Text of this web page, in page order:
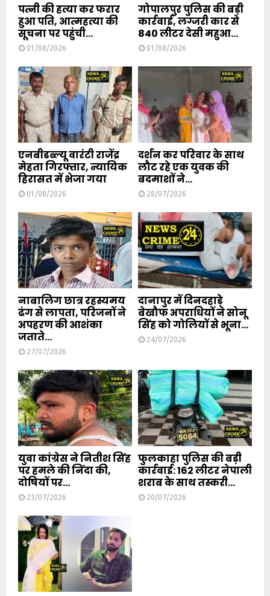
पत्नी की हत्या कर फरार
हुआ पति, आत्महत्या की
सूचना पर पहुंची...
01/08/2026
गोपालपुर पुलिस की बड़ी
कार्रवाई, लग्जरी कार से
840 लीटर देसी महुआ...
01/08/2026
एनबीडब्ल्यू वारंटी राजेंद्र
मेहता गिरफ्तार, न्यायिक
हिरासत में भेजा गया
01/08/2026
दर्शन कर परिवार के साथ
लौट रहे एक युवक की
बदमाशों ने...
28/07/2026
नाबालिग छात्र रहस्यमय
ढंग से लापता, परिजनों ने
अपहरण की आशंका
जताते...
27/07/2026
दानापुर में दिनदहाड़े
बेखौफ अपराधियों ने सोनू
सिंह को गोलियों से भूना...
24/07/2026
युवा कांग्रेस ने नितीश सिंह
पर हमले की निंदा की,
दोषियों पर...
23/07/2026
फुलकाहा पुलिस की बड़ी
कार्रवाई: 162 लीटर नेपाली
शराब के साथ तस्करी...
20/07/2026